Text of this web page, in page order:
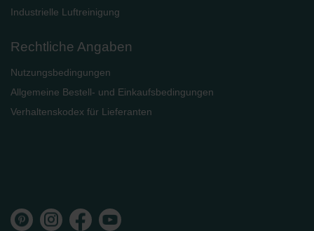
Industrielle Luftreinigung
Rechtliche Angaben
Nutzungsbedingungen
Allgemeine Bestell- und Einkaufsbedingungen
Verhaltenskodex für Lieferanten